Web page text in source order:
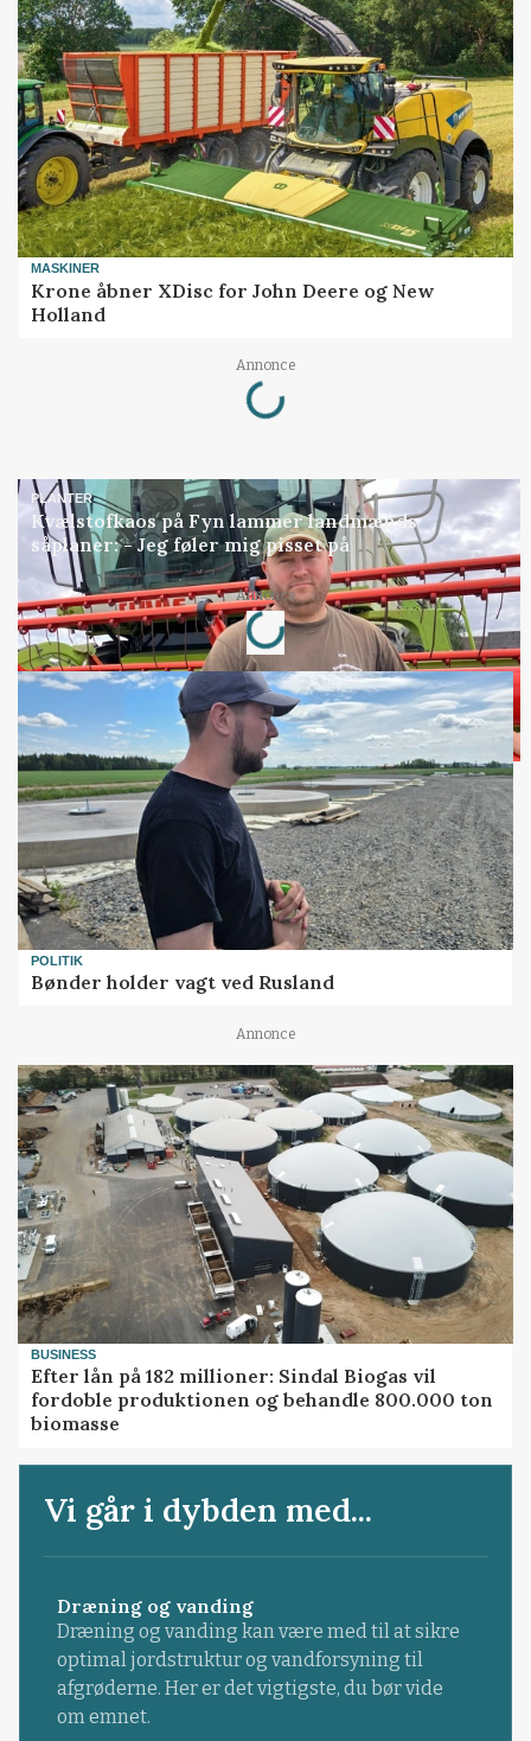
MASKINER
Krone åbner XDisc for John Deere og New
Holland
Annonce
Loading...
PLANTER
Kvælstofkaos på Fyn lammer landmænds
såplaner: - Jeg føler mig pisset på
Annonce
Loading...
POLITIK
Bønder holder vagt ved Rusland
Annonce
BUSINESS
Efter lån på 182 millioner: Sindal Biogas vil
fordoble produktionen og behandle 800.000 ton
biomasse
Vi går i dybden med...
Dræning og vanding
Dræning og vanding kan være med til at sikre
optimal jordstruktur og vandforsyning til
afgrøderne. Her er det vigtigste, du bør vide
om emnet.